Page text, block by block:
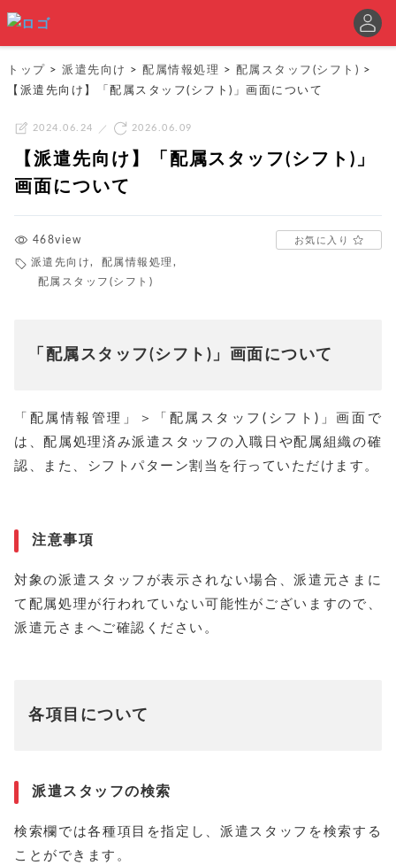
トップ > 派遣先向け > 配属情報処理 > 配属スタッフ(シフト) >
【派遣先向け】「配属スタッフ(シフト)」画面について
2024.06.24 2026.06.09
【派遣先向け】「配属スタッフ(シフト)」
画面について
468view
派遣先向け, 配属情報処理 ,
配属スタッフ(シフト)
お気に入り
「配属スタッフ(シフト)」画面について
「配属情報管理」＞「配属スタッフ(シフト)」画面で
は、配属処理済み派遣スタッフの入職日や配属組織の確
認、また、シフトパターン割当を行っていただけます。
注意事項
対象の派遣スタッフが表示されない場合、派遣元さまに
て配属処理が行われていない可能性がございますので、
派遣元さまへご確認ください。
各項目について
派遣スタッフの検索
検索欄では各種項目を指定し、派遣スタッフを検索する
ことができます。